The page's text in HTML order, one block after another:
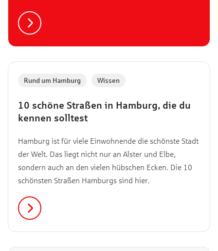
10 schöne Straßen in Hamburg, die du
kennen solltest
Rund um Hamburg Wissen
Hamburg ist für viele Einwohnende die schönste Stadt
der Welt. Das liegt nicht nur an Alster und Elbe,
sondern auch an den vielen hübschen Ecken. Die 10
schönsten Straßen Hamburgs sind hier.